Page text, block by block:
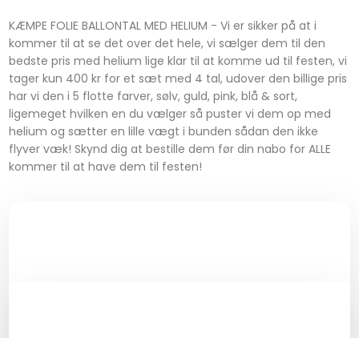
KÆMPE FOLIE BALLONTAL MED HELIUM - Vi er sikker på at i
kommer til at se det over det hele, vi sælger dem til den
bedste pris med helium lige klar til at komme ud til festen, vi
tager kun 400 kr for et sæt med 4 tal, udover den billige pris
har vi den i 5 flotte farver, sølv, guld, pink, blå & sort,
ligemeget hvilken en du vælger så puster vi dem op med
helium og sætter en lille vægt i bunden sådan den ikke
flyver væk! Skynd dig at bestille dem før din nabo for ALLE
kommer til at have dem til festen! ​